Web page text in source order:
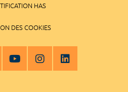
HAS
DES COOKIES